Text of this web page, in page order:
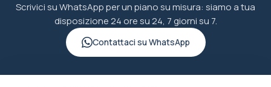
Scrivici su WhatsApp per un piano su misura: siamo a tua
disposizione 24 ore su 24, 7 giorni su 7.
Contattaci su WhatsApp